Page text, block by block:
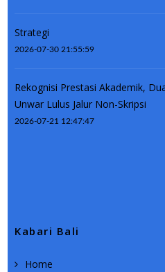
Strategi
2026-07-30 21:55:59
Rekognisi Prestasi Akademik,
Unwar Lulus Jalur Non-Skripsi
2026-07-21 12:47:47
Kabari Bali
Home